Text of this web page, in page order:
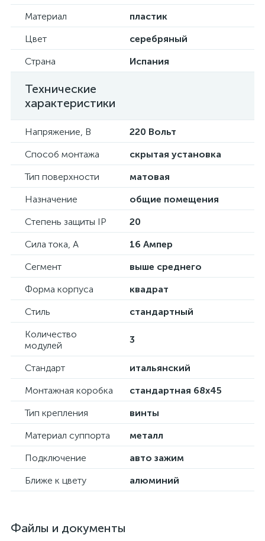
Материал
пластик
Цвет
серебряный
Страна
Испания
Технические
характеристики
Напряжение, В
220 Вольт
Способ монтажа
скрытая установка
Тип поверхности
матовая
Назначение
общие помещения
Степень защиты IP
20
Сила тока, А
16 Ампер
Сегмент
выше среднего
Форма корпуса
квадрат
Стиль
стандартный
Количество
модулей
3
Стандарт
итальянский
Монтажная коробка
стандартная 68х45
Тип крепления
винты
Материал суппорта
металл
Подключение
авто зажим
Ближе к цвету
алюминий
Файлы и документы